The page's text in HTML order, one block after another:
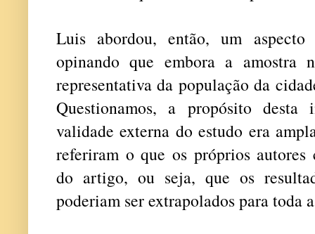
Luis abordou, então, um
opinando que embora a amostra
representativa da população da
Questionamos, a propósito
validade externa do estudo era
referiram o que os próprios autores
do artigo, ou seja, que os
poderiam ser extrapolados para toda